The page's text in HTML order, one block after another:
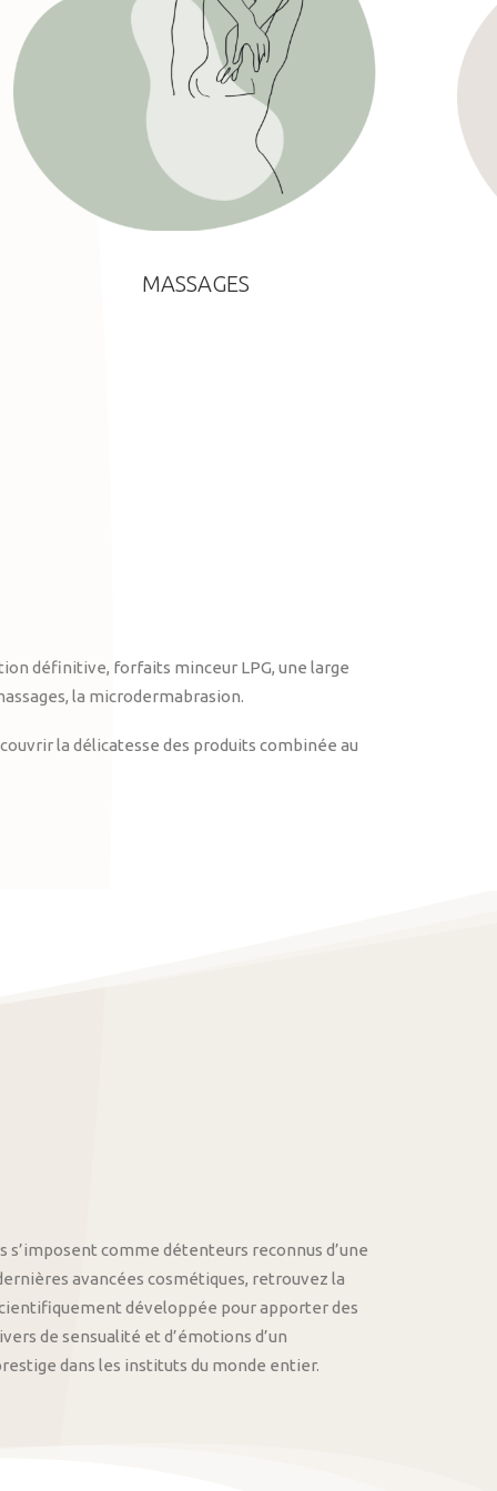
MASSAGES
définitive, forfaits minceur LPG, une large
la microdermabrasion.
la délicatesse des produits combinée au
s’imposent comme détenteurs reconnus d’une
avancées cosmétiques, retrouvez la
développée pour apporter des
de sensualité et d’émotions d’un
dans les instituts du monde entier.